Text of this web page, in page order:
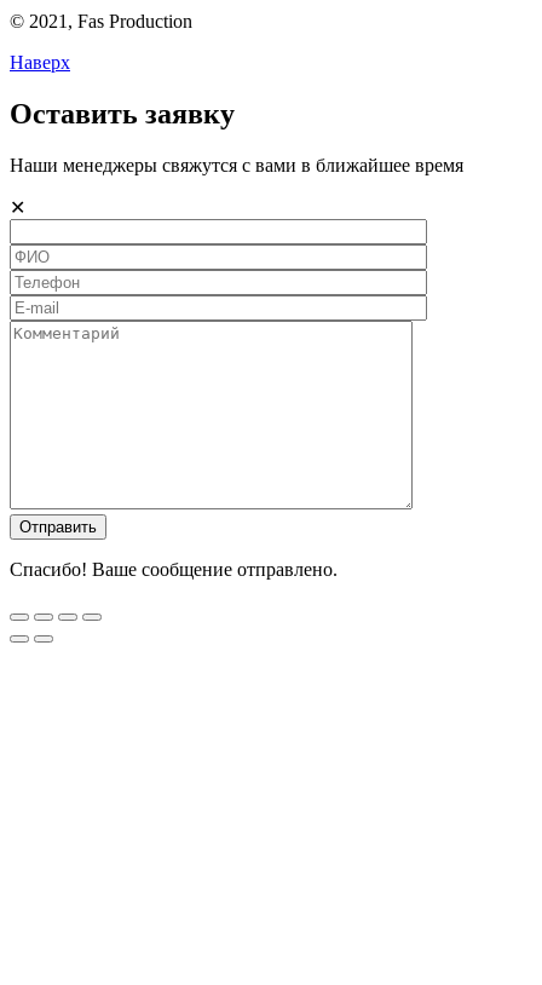
© 2021, Fas Production
Наверх
Оставить заявку
Наши менеджеры свяжутся с вами в ближайшее время
✕
Спасибо! Ваше сообщение отправлено.